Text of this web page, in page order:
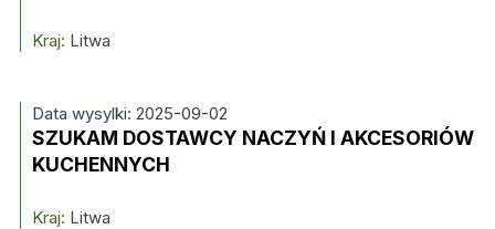
Kraj: Litwa
Data wysylki: 2025-09-02
SZUKAM DOSTAWCY NACZYŃ I AKCESORIÓW
KUCHENNYCH
Kraj: Litwa